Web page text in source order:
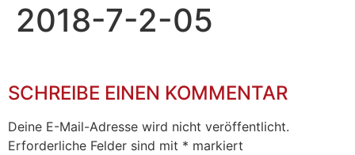
2018-7-2-05
SCHREIBE EINEN KOMMENTAR
Deine E-Mail-Adresse wird nicht veröffentlicht.
Erforderliche Felder sind mit * markiert